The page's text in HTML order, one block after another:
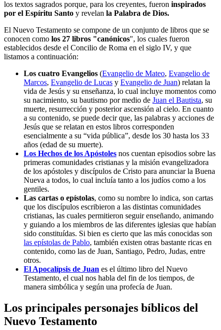
los textos sagrados porque, para los creyentes, fueron inspirados
por el Espíritu Santo y revelan la Palabra de Dios.
El Nuevo Testamento se compone de un conjunto de libros que se
conocen como los 27 libros "canónicos", los cuales fueron
establecidos desde el Concilio de Roma en el siglo IV, y que
listamos a continuación:
Los cuatro Evangelios (Evangelio de Mateo, Evangelio de
Marcos, Evangelio de Lucas y Evangelio de Juan) relatan la
vida de Jesús y su enseñanza, lo cual incluye momentos como
su nacimiento, su bautismo por medio de Juan el Bautista, su
muerte, resurrección y posterior ascensión al cielo. En cuanto
a su contenido, se puede decir que, las palabras y acciones de
Jesús que se relatan en estos libros corresponden
esencialmente a su “vida pública”, desde los 30 hasta los 33
años (edad de su muerte).
Los Hechos de los Apóstoles nos cuentan episodios sobre las
primeras comunidades cristianas y la misión evangelizadora
de los apóstoles y discípulos de Cristo para anunciar la Buena
Nueva a todos, lo cual incluía tanto a los judíos como a los
gentiles.
Las cartas o epístolas, como su nombre lo indica, son cartas
que los discípulos escribieron a las distintas comunidades
cristianas, las cuales permitieron seguir enseñando, animando
y guiando a los miembros de las diferentes iglesias que habían
sido constituídas. Si bien es cierto que las más conocidas son
las epístolas de Pablo, también existen otras bastante ricas en
contenido, como las de Juan, Santiago, Pedro, Judas, entre
otros.
El Apocalípsis de Juan es el último libro del Nuevo
Testamento, el cual nos habla del fin de los tiempos, de
manera simbólica y según una profecía de Juan.
Los principales personajes bíblicos del
Nuevo Testamento